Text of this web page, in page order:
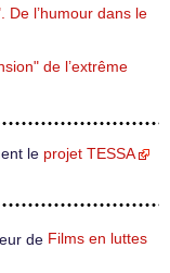
De l’humour dans le
de l’extrême
le projet TESSA
de Films en luttes